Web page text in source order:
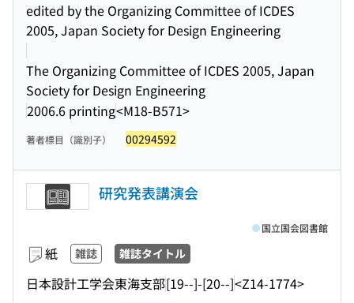
edited by the Organizing Committee of ICDES
2005, Japan Society for Design Engineering
The Organizing Committee of ICDES 2005, Japan
Society for Design Engineering
2006.6 printing<M18-B571>
著者標目（識別子） 00294592
研究発表講演会
紙 雑誌 雑誌タイトル
日本設計工学会東海支部[19--]-[20--]<Z14-1774>
国立国会図書館